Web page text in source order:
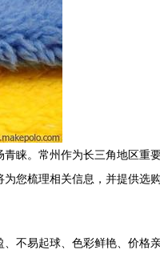
睐。常州作为长三角地区重
您梳理相关信息，并提供选购
不易起球、色彩鲜艳、价格